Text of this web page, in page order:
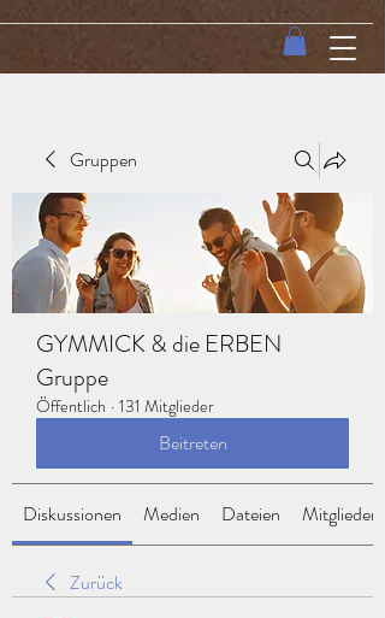
Gruppen
GYMMICK & die ERBEN
Gruppe
Öffentlich · 131 Mitglieder
Beitreten
Diskussionen Medien Dateien Mitglieder
Zurück